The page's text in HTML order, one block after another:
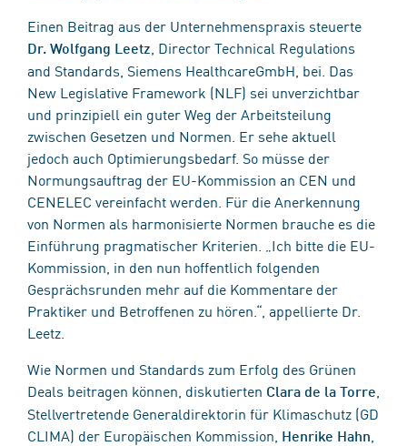
Einen Beitrag aus der Unternehmenspraxis steuerte
Dr. Wolfgang Leetz , Director Technical Regulations
and Standards, Siemens HealthcareGmbH, bei. Das
New Legislative Framework (NLF) sei unverzichtbar
und prinzipiell ein guter Weg der Arbeitsteilung
zwischen Gesetzen und Normen. Er sehe aktuell
jedoch auch Optimierungsbedarf. So müsse der
Normungsauftrag der EU-Kommission an CEN und
CENELEC vereinfacht werden. Für die Anerkennung
von Normen als harmonisierte Normen brauche es die
Einführung pragmatischer Kriterien. „Ich bitte die EU-
Kommission, in den nun hoffentlich folgenden
Gesprächsrunden mehr auf die Kommentare der
Praktiker und Betroffenen zu hören.“, appellierte Dr.
Leetz.
Wie Normen und Standards zum Erfolg des Grünen
Deals beitragen können, diskutierten Clara de la Torre
Stellvertretende Generaldirektorin für Klimaschutz (GD
CLIMA) der Europäischen Kommission, Henrike Hahn